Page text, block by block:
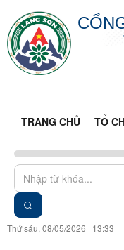
TRANG CHỦ TỔ
Thứ sáu, 08/05/2026 | 13:33